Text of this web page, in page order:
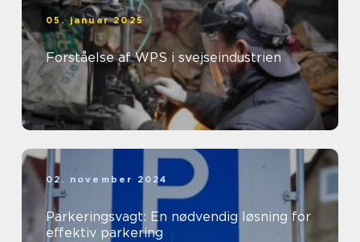
05. januar 2025
Forståelse af WPS i svejseindustrien
02. november 2024
Parkeringsvagt: En nødvendig løsning for
effektiv parkering